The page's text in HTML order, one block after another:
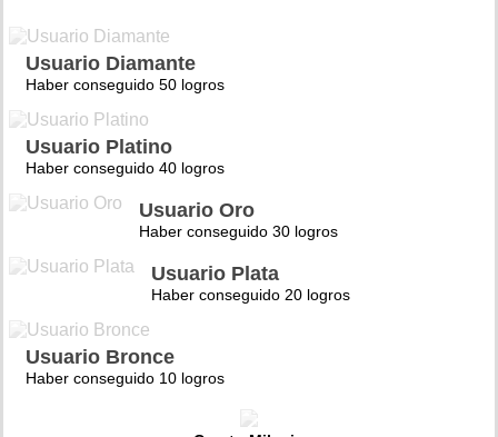
Usuario Diamante
Haber conseguido 50 logros
Usuario Platino
Haber conseguido 40 logros
Usuario Oro
Haber conseguido 30 logros
Usuario Plata
Haber conseguido 20 logros
Usuario Bronce
Haber conseguido 10 logros